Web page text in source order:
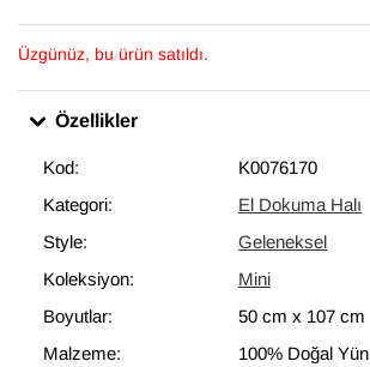
Üzgünüz, bu ürün satıldı.
Özellikler
Kod:
K0076170
Kategori:
El Dokuma Halı
Style:
Geleneksel
Koleksiyon:
Mini
Boyutlar:
50 cm x 107 cm
Malzeme:
100% Doğal Yün